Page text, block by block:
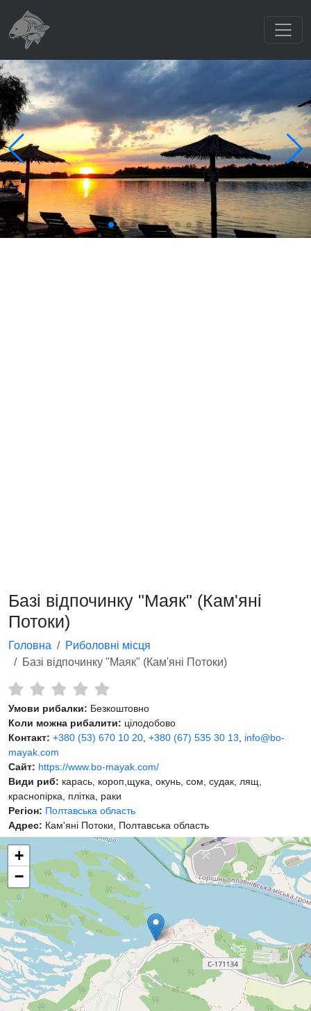
Базі відпочинку "Маяк" (Кам'яні
Потоки)
Головна
Риболовні місця
Базі відпочинку "Маяк" (Кам'яні Потоки)
Умови рибалки: Безкоштовно
Коли можна рибалити: цілодобово
Контакт: +380 (53) 670 10 20 +380 (67) 535 30 13
info@bo-
mayak.com
Сайт: https://www.bo-mayak.com/
Види риб: карась, короп,щука, окунь, сом, судак, лящ,
краснопірка, плітка, раки
Регіон: Полтавська область
Адрес: Кам'яні Потоки, Полтавська область
+
−